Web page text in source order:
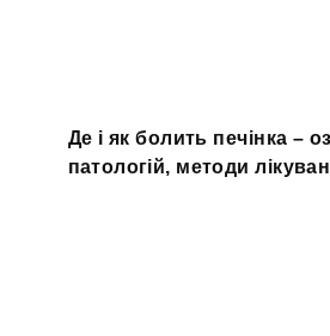
Де і як болить печінка –
патологій, методи